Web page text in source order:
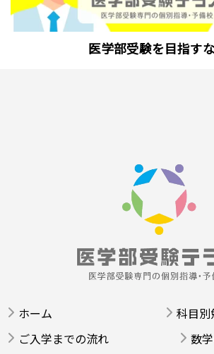
医学部受験を目指す
ホーム
ご入学までの流れ
科目別
数